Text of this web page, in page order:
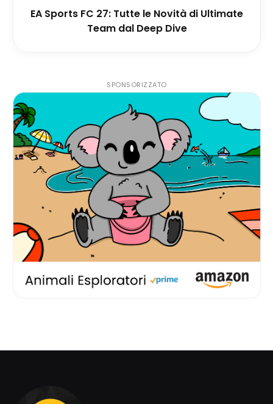
EA Sports FC 27: Tutte le Novità di Ultimate
Team dal Deep Dive
SPONSORIZZATO